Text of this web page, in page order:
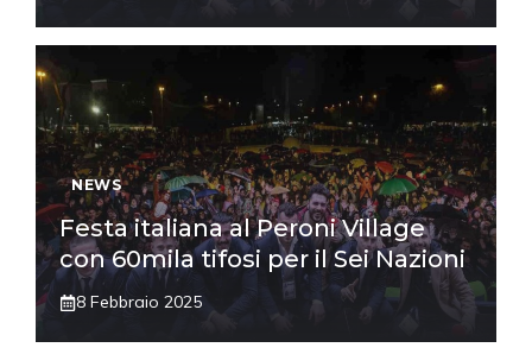
NEWS
Festa italiana al Peroni Village
con 60mila tifosi per il Sei Nazioni
8 Febbraio 2025